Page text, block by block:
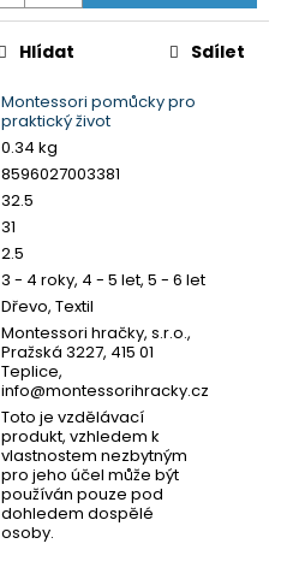
Montessori pomůcky pro
praktický život
0.34 kg
8596027003381
32.5
31
2.5
3 - 4 roky, 4 - 5 let, 5 - 6 let
Dřevo, Textil
Montessori hračky, s.r.o.,
Pražská 3227, 415 01
Teplice,
info@montessorihracky.cz
Toto je vzdělávací
produkt, vzhledem k
vlastnostem nezbytným
pro jeho účel může být
používán pouze pod
dohledem dospělé
osoby.
Hlídat Sdílet